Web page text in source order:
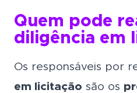
Quem pode
diligência em
Os responsáveis por
em licitação são os